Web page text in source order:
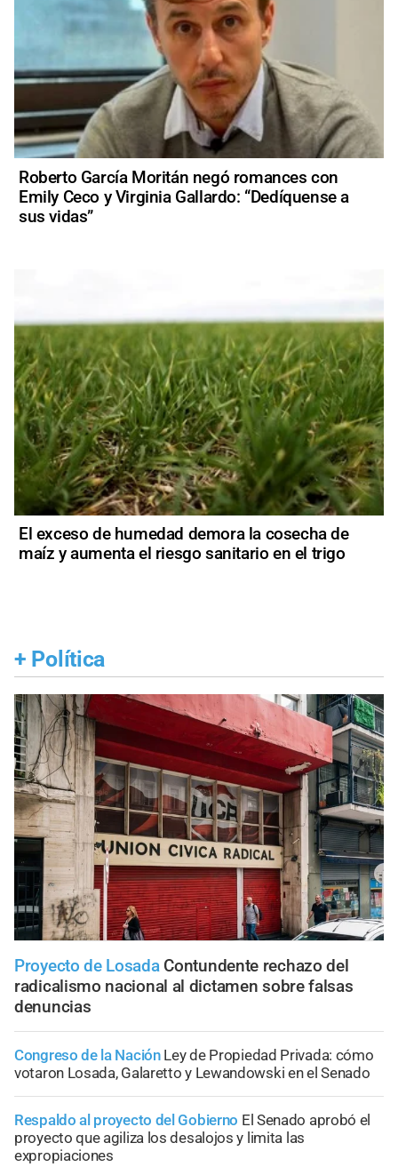
Roberto García Moritán negó romances con
Emily Ceco y Virginia Gallardo: “Dedíquense a
sus vidas”
El exceso de humedad demora la cosecha de
maíz y aumenta el riesgo sanitario en el trigo
+ Política
Proyecto de Losada Contundente rechazo del
radicalismo nacional al dictamen sobre falsas
denuncias
Congreso de la Nación Ley de Propiedad Privada: cómo
votaron Losada, Galaretto y Lewandowski en el Senado
Respaldo al proyecto del Gobierno El Senado aprobó el
proyecto que agiliza los desalojos y limita las
expropiaciones